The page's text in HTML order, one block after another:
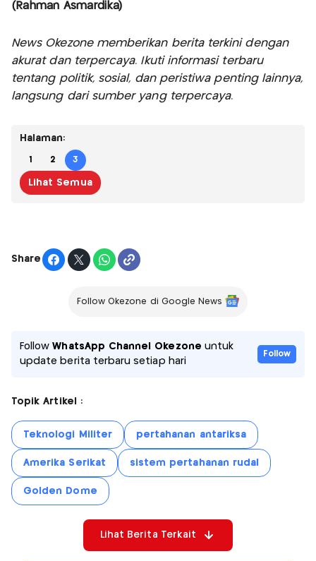
(Rahman Asmardika)
News Okezone memberikan berita terkini dengan
akurat dan terpercaya. Ikuti informasi terbaru
tentang politik, sosial, dan peristiwa penting lainnya,
langsung dari sumber yang terpercaya.
Halaman:
1 2 3
Lihat Semua
Share
Follow Okezone di Google News
FollowWhatsApp Channel Okezone untuk
update berita terbaru setiap hari
Follow
Topik Artikel :
Teknologi Militer pertahanan antariksa
Amerika Serikat sistem pertahanan rudal
Golden Dome
Lihat Berita Terkait